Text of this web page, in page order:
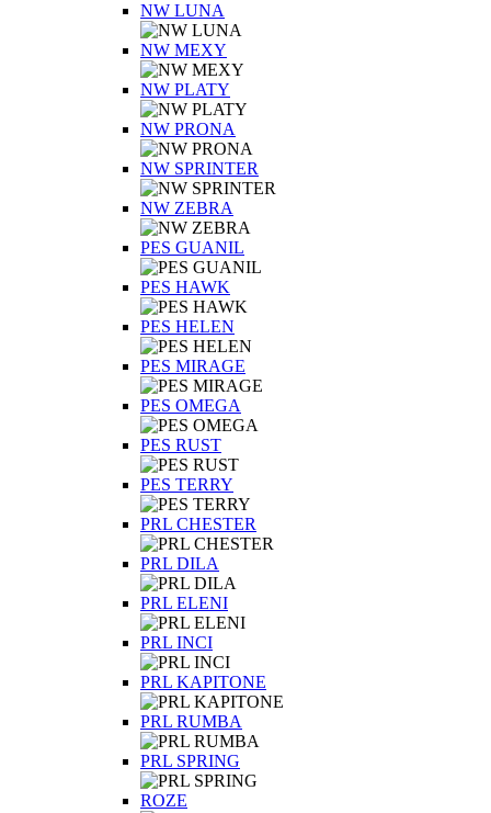
NW LUNA
NW MEXY
NW PLATY
NW PRONA
NW SPRINTER
NW ZEBRA
PES GUANIL
PES HAWK
PES HELEN
PES MIRAGE
PES OMEGA
PES RUST
PES TERRY
PRL CHESTER
PRL DILA
PRL ELENI
PRL INCI
PRL KAPITONE
PRL RUMBA
PRL SPRING
ROZE